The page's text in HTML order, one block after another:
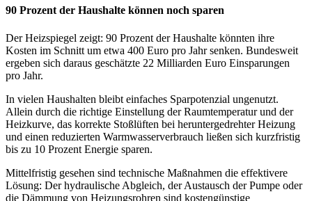
90 Prozent der Haushalte können noch sparen
Der Heizspiegel zeigt: 90 Prozent der Haushalte könnten ihre
Kosten im Schnitt um etwa 400 Euro pro Jahr senken. Bundesweit
ergeben sich daraus geschätzte 22 Milliarden Euro Einsparungen
pro Jahr.
In vielen Haushalten bleibt einfaches Sparpotenzial ungenutzt.
Allein durch die richtige Einstellung der Raumtemperatur und der
Heizkurve, das korrekte Stoßlüften bei heruntergedrehter Heizung
und einen reduzierten Warmwasserverbrauch ließen sich kurzfristig
bis zu 10 Prozent Energie sparen.
Mittelfristig gesehen sind technische Maßnahmen die effektivere
Lösung: Der hydraulische Abgleich, der Austausch der Pumpe oder
die Dämmung von Heizungsrohren sind kostengünstige